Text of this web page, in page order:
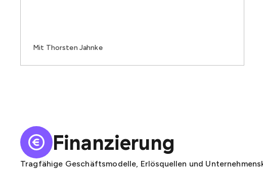
Mit Thorsten Jahnke
Finanzierung
Tragfähige Geschäftsmodelle, Erlösquellen und